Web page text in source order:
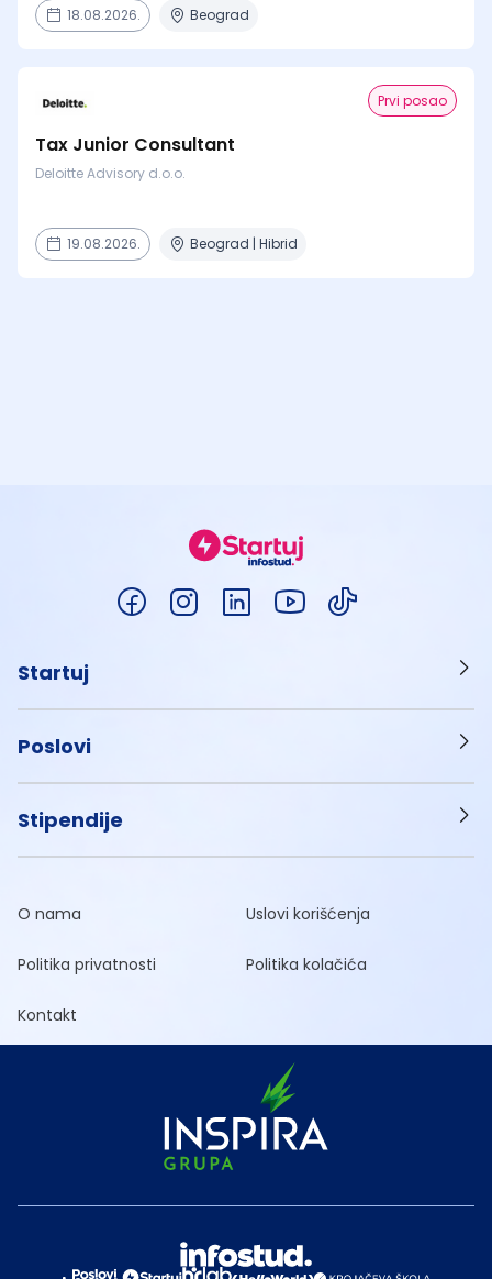
18.08.2026. Beograd
Prvi posao
Tax Junior Consultant
Deloitte Advisory d.o.o.
19.08.2026. Beograd | Hibrid
Startuj
Poslovi
Stipendije
O nama Uslovi korišćenja
Politika privatnosti Politika kolačića
Kontakt